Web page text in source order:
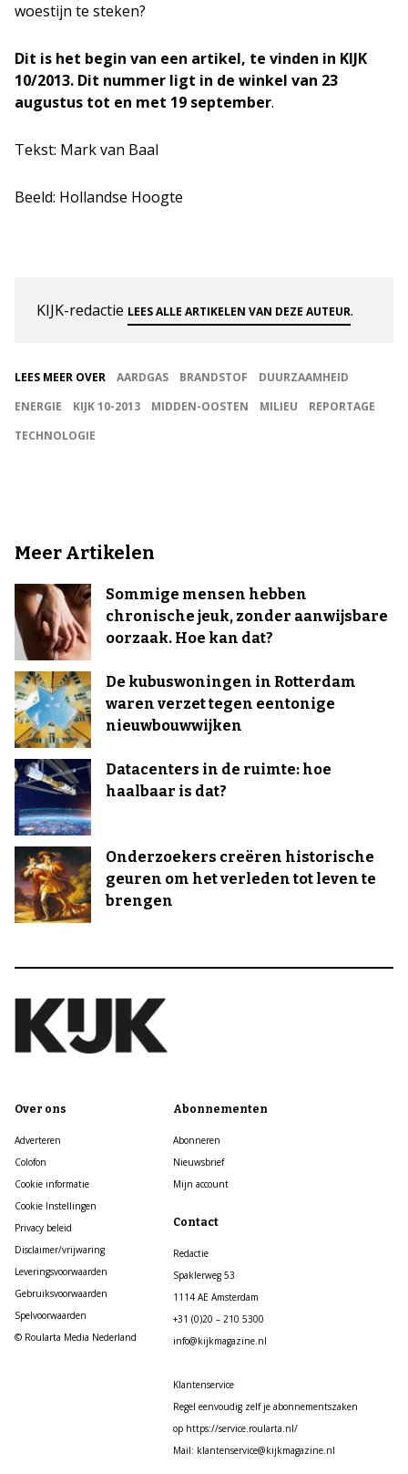
woestijn te steken?
Dit is het begin van een artikel, te vinden in KIJK
10/2013. Dit nummer ligt in de winkel van 23
augustus tot en met 19 september.
Tekst: Mark van Baal
Beeld: Hollandse Hoogte
KIJK-redactie LEES ALLE ARTIKELEN VAN DEZE AUTEUR.
LEES MEER OVER AARDGAS BRANDSTOF
DUURZAAMHEID
ENERGIE
KIJK 10-2013 MIDDEN-OOSTEN MILIEU
REPORTAGE
TECHNOLOGIE
Meer Artikelen
Sommige mensen hebben
chronische jeuk, zonder aanwijsbare
oorzaak. Hoe kan dat?
De kubuswoningen in Rotterdam
waren verzet tegen eentonige
nieuwbouwwijken
Datacenters in de ruimte: hoe
haalbaar is dat?
Onderzoekers creëren historische
geuren om het verleden tot leven te
brengen
Over ons
Adverteren
Colofon
Cookie informatie
Cookie Instellingen
Privacy beleid
Disclaimer/vrijwaring
Leveringsvoorwaarden
Gebruiksvoorwaarden
Spelvoorwaarden
© Roularta Media Nederland
Abonnementen
Abonneren
Nieuwsbrief
Mijn account
Contact
Redactie
Spaklerweg 53
1114 AE Amsterdam
+31 (0)20 – 210 5300
info@kijkmagazine.nl
Klantenservice
Regel eenvoudig zelf je abonnementszaken
op https://service.roularta.nl/
Mail: klantenservice@kijkmagazine.nl